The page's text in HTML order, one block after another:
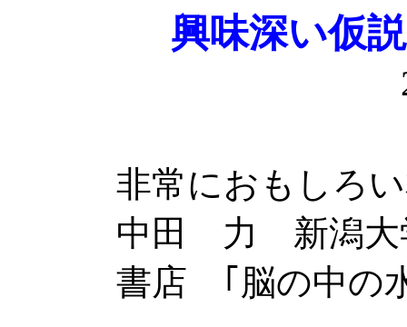
興味深い仮
非常におもしろ
中田 力 新潟
書店 ｢脳の中の